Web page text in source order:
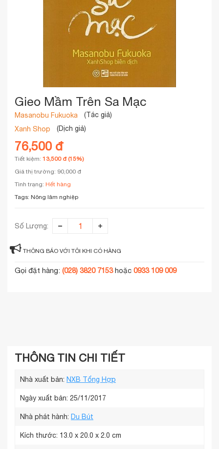
Gieo Mầm Trên Sa Mạc
Masanobu Fukuoka
(Tác giả)
Xanh Shop
(Dịch giả)
76,500 đ
Tiết kiệm: 13,500 đ (15%)
Giá thị trường: 90,000 đ
Tình trạng: Hết hàng
Tags: Nông lâm nghiệp
Số Lượng:
THÔNG BÁO VỚI TÔI KHI CÓ HÀNG
Gọi đặt hàng: (028) 3820 7153hoặc 0933 109 009
THÔNG TIN CHI TIẾT
Nhà xuất bản: NXB Tổng Hợp
Ngày xuất bản: 25/11/2017
Nhà phát hành: Du Bút
Kích thước: 13.0 x 20.0 x 2.0 cm